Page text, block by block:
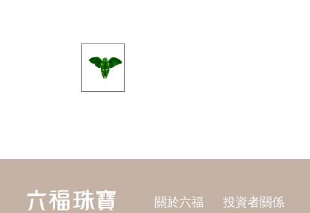
關於六福 投資者關係